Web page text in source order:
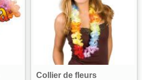
Collier de fleurs